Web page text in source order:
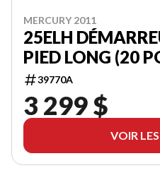
MERCURY 2011
25ELH
PIED LONG (20
39770A
3 299 $
VOIR